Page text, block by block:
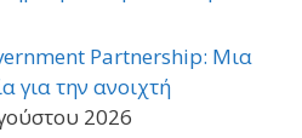
Partnership: Μια
για την ανοιχτή
2026